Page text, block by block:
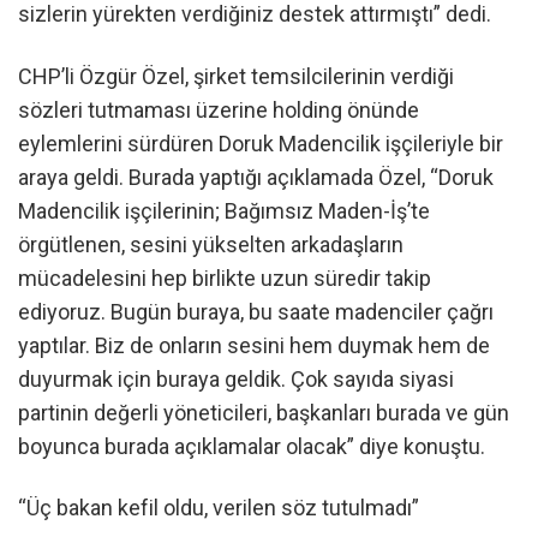
sizlerin yürekten verdiğiniz destek attırmıştı” dedi.
CHP’li Özgür Özel, şirket temsilcilerinin verdiği
sözleri tutmaması üzerine holding önünde
eylemlerini sürdüren Doruk Madencilik işçileriyle bir
araya geldi. Burada yaptığı açıklamada Özel, “Doruk
Madencilik işçilerinin; Bağımsız Maden-İş’te
örgütlenen, sesini yükselten arkadaşların
mücadelesini hep birlikte uzun süredir takip
ediyoruz. Bugün buraya, bu saate madenciler çağrı
yaptılar. Biz de onların sesini hem duymak hem de
duyurmak için buraya geldik. Çok sayıda siyasi
partinin değerli yöneticileri, başkanları burada ve gün
boyunca burada açıklamalar olacak” diye konuştu.
“Üç bakan kefil oldu, verilen söz tutulmadı”